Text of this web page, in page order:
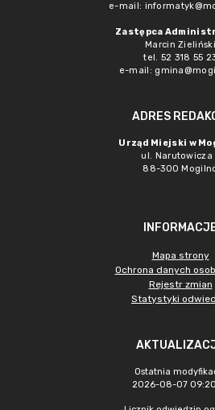
e-mail:
Zastępca
Marcin Zieliński
tel. 52 318 55
e-mail:
ADRES
Urząd Miejski w
ul. Narutowicza
88-300
Mapa strony
Ochrona danych
Rejestr zmian
Statystyki
Ostatnia
2026-08-07